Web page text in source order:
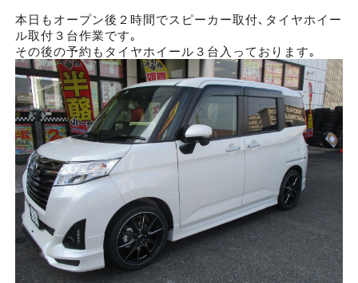
本日もオープン後２時間でスピーカー取付､タイヤホイー
ル取付３台作業です｡
その後の予約もタイヤホイール３台入っております｡